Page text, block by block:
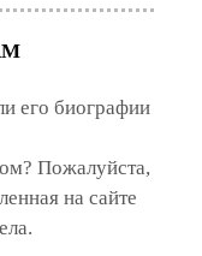
его биографии
Пожалуйста,
на сайте